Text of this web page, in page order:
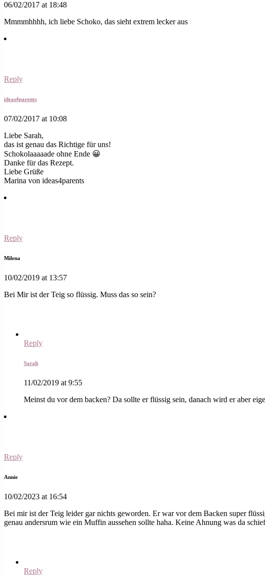
06/02/2017 at 18:48
Mmmmhhhh, ich liebe Schoko, das sieht extrem lecker aus
Reply
ideas4parents
07/02/2017 at 10:08
Liebe Sarah,
das ist genau das Richtige für uns!
Schokolaaaaade ohne Ende 😀
Danke für das Rezept.
Liebe Grüße
Marina von ideas4parents
Reply
Milena
10/02/2019 at 13:57
Bei Mir ist der Teig so flüssig. Muss das so sein?
Reply
Sarah
11/02/2019 at 9:55
Meinst du vor dem backen? Da sollte er flüssig sein, danach wird er aber
Reply
Annie
10/02/2023 at 16:54
Bei mir ist der Teig leider gar nichts geworden. Er war vor dem Backen super
genau andersrum wie ein Muffin aussehen sollte haha. Keine Ahnung was da
Reply